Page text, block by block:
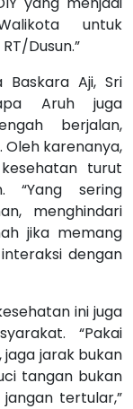
untuk
Dusun.”
Baskara Aji, Sri
Aruh juga
berjalan,
karenanya,
turut
“Yang sering
menghindari
jika memang
dengan
ini juga
“Pakai
jarak bukan
tangan bukan
tertular,”